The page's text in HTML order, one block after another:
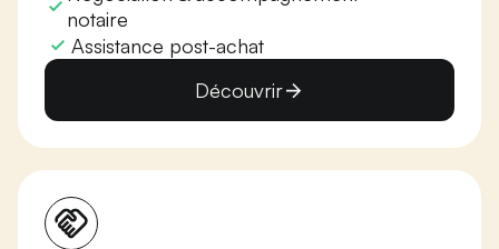
notaire
Assistance post-achat
Découvrir